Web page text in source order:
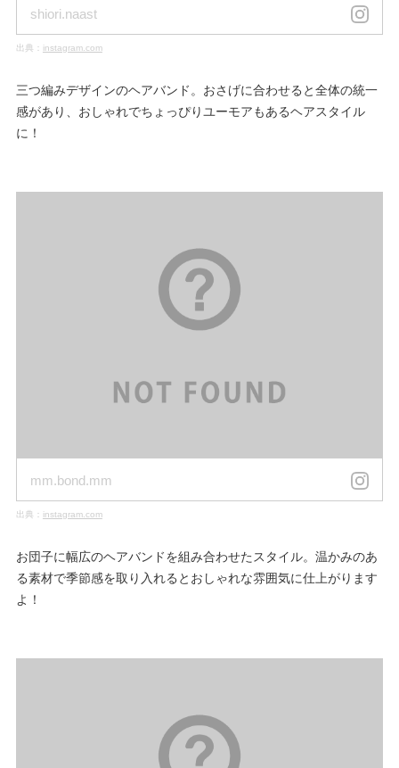
shiori.naast
出典： instagram.com
三つ編みデザインのヘアバンド。おさげに合わせると全体の統一
感があり、おしゃれでちょっぴりユーモアもあるヘアスタイル
に！
mm.bond.mm
出典： instagram.com
お団子に幅広のヘアバンドを組み合わせたスタイル。温かみのあ
る素材で季節感を取り入れるとおしゃれな雰囲気に仕上がります
よ！